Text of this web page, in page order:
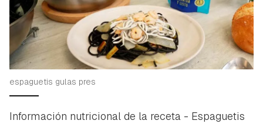
espaguetis gulas pres
Información nutricional de la receta - Espaguetis